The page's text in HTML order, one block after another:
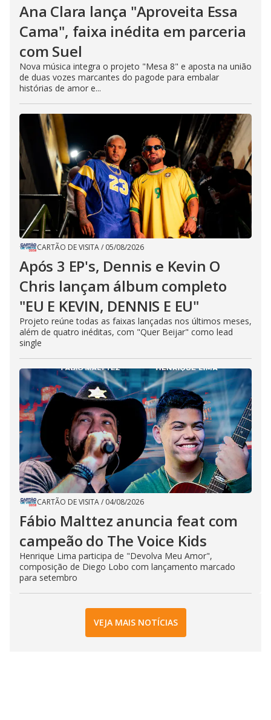
Ana Clara lança "Aproveita Essa
Cama", faixa inédita em parceria
com Suel
Nova música integra o projeto "Mesa 8" e aposta na união
de duas vozes marcantes do pagode para embalar
histórias de amor e...
CARTÃO DE VISITA/ 05/08/2026
Após 3 EP's, Dennis e Kevin O
Chris lançam álbum completo
"EU E KEVIN, DENNIS E EU"
Projeto reúne todas as faixas lançadas nos últimos meses,
além de quatro inéditas, com "Quer Beijar" como lead
single
CARTÃO DE VISITA/ 04/08/2026
Fábio Malttez anuncia feat com
campeão do The Voice Kids
Henrique Lima participa de "Devolva Meu Amor",
composição de Diego Lobo com lançamento marcado
para setembro
VEJA MAIS NOTÍCIAS